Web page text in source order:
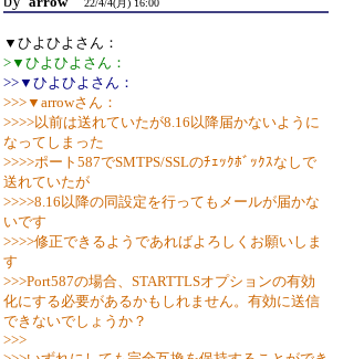
22/4/4(月) 16:00
▼ひよひよさん：
>▼ひよひよさん：
>>▼ひよひよさん：
>>>▼arrowさん：
>>>>以前は送れていたが8.16以降届かないように
なってしまった
>>>>ポート587でSMTPS/SSLのﾁｪｯｸﾎﾞｯｸｽなしで
送れていたが
>>>>8.16以降の同設定を行ってもメールが届かな
いです
>>>>修正できるようであればよろしくお願いしま
す
>>>Port587の場合、STARTTLSオプションの有効
化にする必要があるかもしれません。有効に送信
できないでしょうか？
>>>